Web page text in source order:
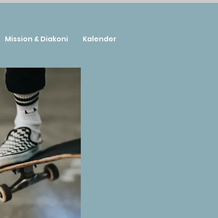
Mission & Diakoni Kalender